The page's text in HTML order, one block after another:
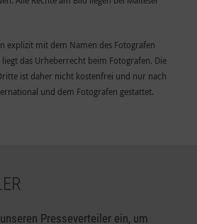
explizit mit dem Namen des Fotografen
das Urheberrecht beim Fotografen. Die
ist daher nicht kostenfrei und nur nach
und dem Fotografen gestattet.
Presseverteiler ein, um